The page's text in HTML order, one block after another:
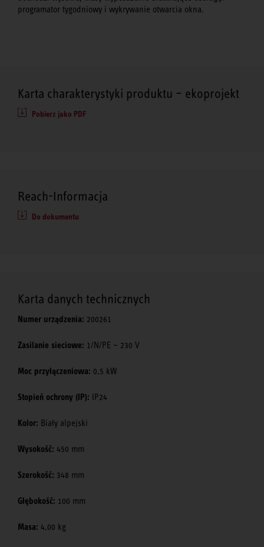
programator tygodniowy i wykrywanie otwarcia okna.
Karta charakterystyki produktu – ekoprojekt
Pobierz jako PDF
Reach-Informacja
Do dokumentu
Karta danych technicznych
Numer urządzenia: 200261
Zasilanie sieciowe: 1/N/PE ~ 230 V
Moc przyłączeniowa: 0,5 kW
Stopień ochrony (IP): IP24
Kolor: Biały alpejski
Wysokość: 450 mm
Szerokość: 348 mm
Głębokość: 100 mm
Masa: 4,00 kg